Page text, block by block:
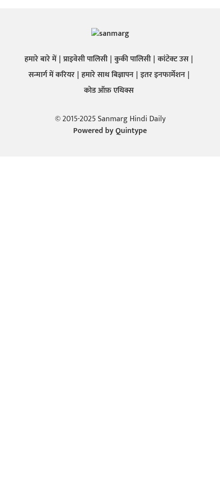
हमारे बारे में प्राइवेसी पालिसी कुकी पालिसी कांटेक्ट उस
सन्मार्ग में करियर हमारे साथ बिज्ञापन इतर इनफार्मेशन
कोड ऑफ़ एथिक्स
© 2015-2025 Sanmarg Hindi Daily
Powered byQuintype